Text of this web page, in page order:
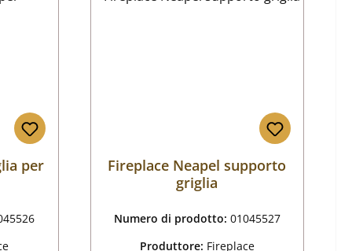
per
Fireplace Neapel supporto
griglia
Numero di prodotto: 01045527
Produttore: Fireplace